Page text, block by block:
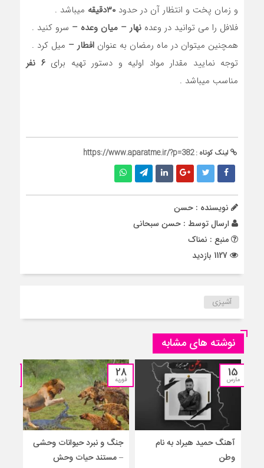
و زمان پخت و انتظار آن در حدود ۳۰دقیقه
میباشد .
فلافل را می توانید در وعده نهار – میان وعده – سرو کنید .
همچنین میتوان در ماه رمضان به عنوان افطار – میل کرد .
توجه نمایید مقدار مواد اولیه و دستور تهیه برای۶ نفر
مناسب میباشد .
لینک کوتاه :https://www.aparatme.ir/?p=382
نویسنده : حسن
ارسال توسط : حسن سبحانی
منبع : نمناک
آشپزی
نوشته های مشابه
15
مارس
آهنگ حمید هیراد به نام
وطن
28
فوریه
جنگ و نبرد حیوانات وحشی
– مستند حیات وحش